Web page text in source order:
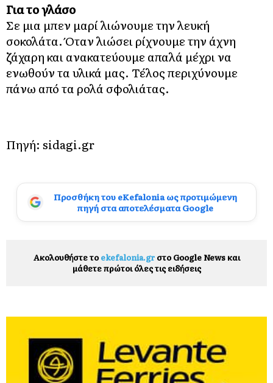
Για το γλάσο
Σε μια μπεν μαρί λιώνουμε την λευκή
σοκολάτα. Όταν λιώσει ρίχνουμε την άχνη
ζάχαρη και ανακατεύουμε απαλά μέχρι να
ενωθούν τα υλικά μας. Τέλος περιχύνουμε
πάνω από τα ρολά σφολιάτας.
Πηγή: sidagi.gr
Προσθήκη του eKefalonia ως προτιμώμενη
πηγή στα αποτελέσματα Google
Ακολουθήστε το ekefalonia.grστο Google News και
μάθετε πρώτοι όλες τις ειδήσεις